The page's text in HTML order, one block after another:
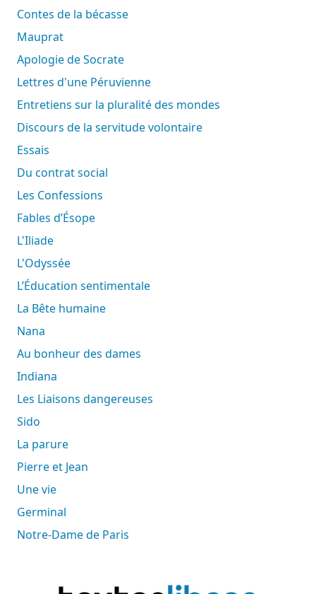
Contes de la bécasse
Mauprat
Apologie de Socrate
Lettres d'une Péruvienne
Entretiens sur la pluralité des mondes
Discours de la servitude volontaire
Essais
Du contrat social
Les Confessions
Fables d’Ésope
L'Iliade
L'Odyssée
L’Éducation sentimentale
La Bête humaine
Nana
Au bonheur des dames
Indiana
Les Liaisons dangereuses
Sido
La parure
Pierre et Jean
Une vie
Germinal
Notre-Dame de Paris